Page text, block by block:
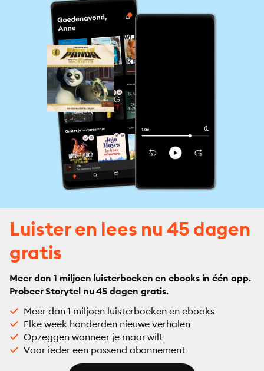
Luister en lees nu 45 dagen
gratis
Meer dan 1 miljoen luisterboeken en ebooks in één app.
Probeer Storytel nu 45 dagen gratis.
Meer dan 1 miljoen luisterboeken en ebooks
Elke week honderden nieuwe verhalen
Opzeggen wanneer je maar wilt
Voor ieder een passend abonnement